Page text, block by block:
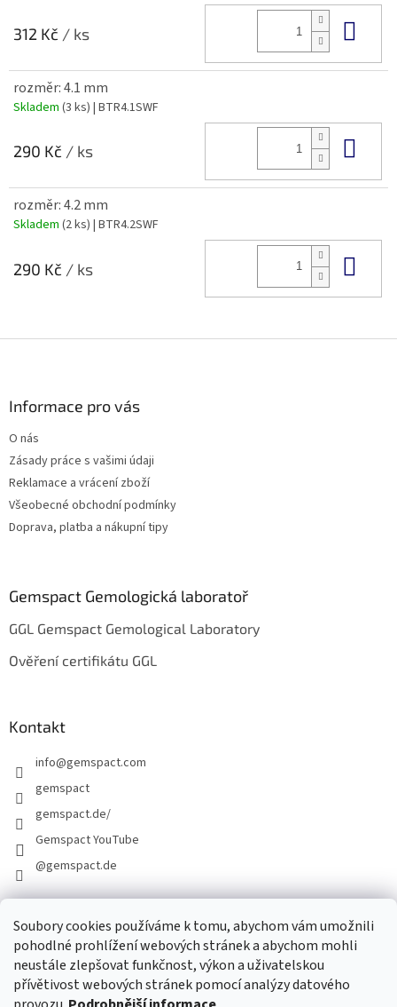
Soubory cookies používáme k tomu, abychom vám umožnili
pohodlné prohlížení webových stránek a abychom mohli
neustále zlepšovat funkčnost, výkon a uživatelskou
přívětivost webových stránek pomocí analýzy datového
312 Kč / ks
rozměr: 4.1 mm
Skladem (3 ks) | BTR4.1SWF
290 Kč / ks
rozměr: 4.2 mm
Skladem (2 ks) | BTR4.2SWF
290 Kč / ks
Informace pro vás
O nás
Zásady práce s vašimi údaji
Reklamace a vrácení zboží
Všeobecné obchodní podmínky
Doprava, platba a nákupní tipy
Gemspact Gemologická laboratoř
GGL Gemspact Gemological Laboratory
Ověření certifikátu GGL
Kontakt
info@gemspact.com
gemspact
gemspact.de/
Gemspact YouTube
@gemspact.de
KONTAKTNÍ FORMULÁŘ